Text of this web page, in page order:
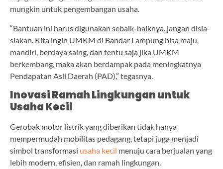
mungkin untuk pengembangan usaha.
“Bantuan ini harus digunakan sebaik-baiknya, jangan disia-
siakan. Kita ingin UMKM di Bandar Lampung bisa maju,
mandiri, berdaya saing, dan tentu saja jika UMKM
berkembang, maka akan berdampak pada meningkatnya
Pendapatan Asli Daerah (PAD),” tegasnya.
Inovasi Ramah Lingkungan untuk
Usaha Kecil
Gerobak motor listrik yang diberikan tidak hanya
mempermudah mobilitas pedagang, tetapi juga menjadi
simbol transformasi usaha kecil menuju cara berjualan yang
lebih modern, efisien, dan ramah lingkungan.